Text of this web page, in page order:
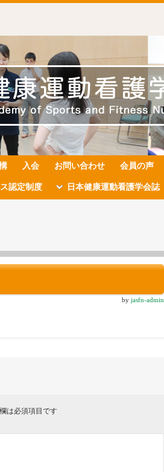
入会 お問い合わせ 会員の声
認定制度 日本健康運動看護学会誌
by jasfn-admin
は必須項目です